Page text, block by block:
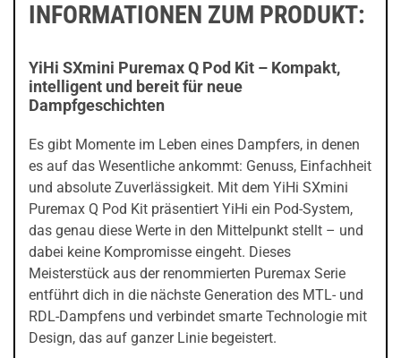
INFORMATIONEN ZUM PRODUKT:
YiHi SXmini Puremax Q Pod Kit – Kompakt,
intelligent und bereit für neue
Dampfgeschichten
Es gibt Momente im Leben eines Dampfers, in denen
es auf das Wesentliche ankommt: Genuss, Einfachheit
und absolute Zuverlässigkeit. Mit dem YiHi SXmini
Puremax Q Pod Kit präsentiert YiHi ein Pod-System,
das genau diese Werte in den Mittelpunkt stellt – und
dabei keine Kompromisse eingeht. Dieses
Meisterstück aus der renommierten Puremax Serie
entführt dich in die nächste Generation des MTL- und
RDL-Dampfens und verbindet smarte Technologie mit
Design, das auf ganzer Linie begeistert.